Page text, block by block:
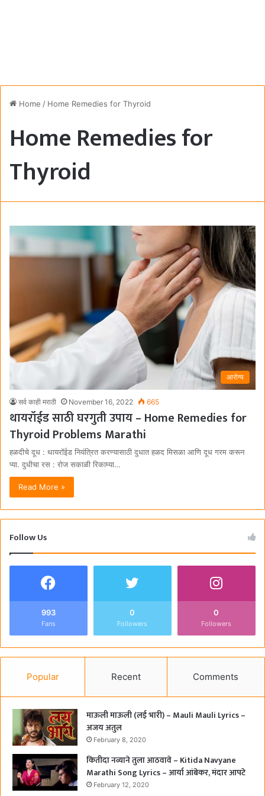
Home / Home Remedies for Thyroid
Home Remedies for
Thyroid
आरोग्य
सर्व काही मराठी November 16, 2022 665
थायरॉईड साठी घरगुती उपाय – Home Remedies for
Thyroid Problems Marathi
हळदीचे दूध : थायरॉईड नियंत्रित करण्यासाठी दुधात हळद मिसळा आणि दूध गरम करून
प्या. दुधीचा रस : रोज सकाळी रिकाम्या…
Read More »
Follow Us
993
Fans
0
Followers
0
Followers
Popular Recent Comments
माऊली माऊली (लई भारी) – Mauli Mauli Lyrics –
अजय अतुल
February 8, 2020
कितीदा नव्याने तुला आठवावे – Kitida Navyane
Marathi Song Lyrics – आर्या आंबेकर, मंदार आपटे
February 12, 2020